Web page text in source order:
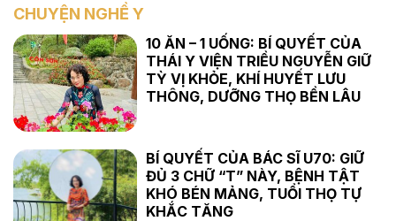
CHUYỆN NGHỀ Y
10 ĂN – 1 UỐNG: BÍ QUYẾT CỦA
THÁI Y VIỆN TRIỀU NGUYỄN GIỮ
TỲ VỊ KHỎE, KHÍ HUYẾT LƯU
THÔNG, DƯỠNG THỌ BỀN LÂU
BÍ QUYẾT CỦA BÁC SĨ U70: GIỮ
ĐỦ 3 CHỮ “T” NÀY, BỆNH TẬT
KHÓ BÉN MẢNG, TUỔI THỌ TỰ
KHẮC TĂNG